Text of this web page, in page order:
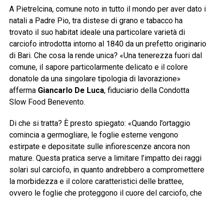
A Pietrelcina, comune noto in tutto il mondo per aver dato i
natali a Padre Pio, tra distese di grano e tabacco ha
trovato il suo habitat ideale una particolare varietà di
carciofo introdotta intorno al 1840 da un prefetto originario
di Bari. Che cosa la rende unica? «Una tenerezza fuori dal
comune, il sapore particolarmente delicato e il colore
donatole da una singolare tipologia di lavorazione»
afferma Giancarlo De Luca, fiduciario della Condotta
Slow Food Benevento.
Di che si tratta? È presto spiegato: «Quando l’ortaggio
comincia a germogliare, le foglie esterne vengono
estirpate e depositate sulle infiorescenze ancora non
mature. Questa pratica serve a limitare l’impatto dei raggi
solari sul carciofo, in quanto andrebbero a compromettere
la morbidezza e il colore caratteristici delle brattee,
ovvero le foglie che proteggono il cuore del carciofo, che